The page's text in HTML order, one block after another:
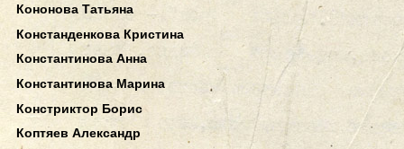
Кононова Татьяна
Констанденкова Кристина
Константинова Анна
Константинова Марина
Констриктор Борис
Коптяев Александр